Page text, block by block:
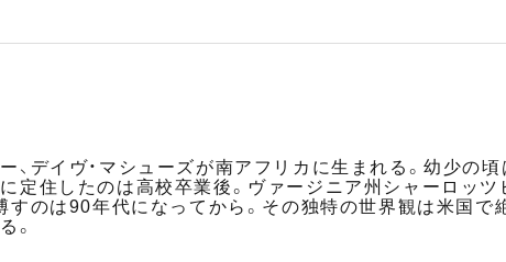
、デイヴ・マシューズが南アフリカに生まれる。幼少の
定住したのは高校卒業後。ヴァージニア州シャーロッ
すのは90年代になってから。その独特の世界観は米国
。